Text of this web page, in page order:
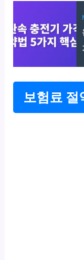
보험료 절